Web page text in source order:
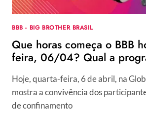
BBB - BIG BROTHER BRASIL
Que horas começa o BBB
feira, 06/04? Qual a
Hoje, quarta-feira, 6 de abril, na
mostra a convivência dos
de confinamento